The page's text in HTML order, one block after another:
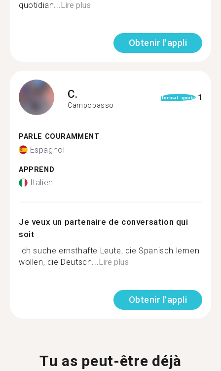
quotidian...Lire plus
Obtenir l'appli
C.
Campobasso
format_quote 1
PARLE COURAMMENT
Espagnol
APPREND
Italien
Je veux un partenaire de conversation qui
soit
Ich suche ernsthafte Leute, die Spanisch lernen
wollen, die Deutsch...Lire plus
Obtenir l'appli
Tu as peut-être déjà